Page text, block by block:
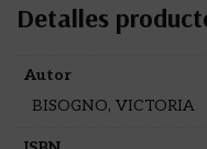
Detalles
Autor
BISOGNO, VICTORIA